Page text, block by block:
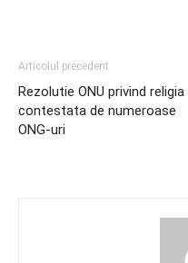
Articolul precedent
Rezolutie ONU privind religia
contestata de numeroase
ONG-uri